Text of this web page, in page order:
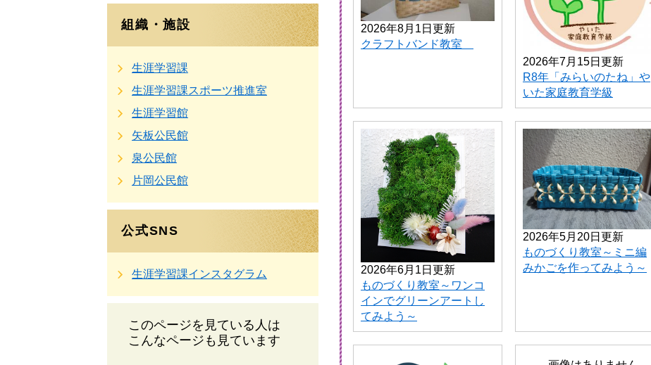
2026年8月1日更新
クラフトバンド教室
2026年7月15日更新
R8年「みらいのたね」や
いた家庭教育学級
2026年6月1日更新
ものづくり教室～ワンコ
インでグリーンアートし
てみよう～
2026年5月20日更新
ものづくり教室～ミニ編
みかごを作ってみよう～
組織・施設
生涯学習課
生涯学習課スポーツ推進室
生涯学習館
矢板公民館
泉公民館
片岡公民館
公式SNS
生涯学習課インスタグラム
このページを見ている人は
こんなページも見ています